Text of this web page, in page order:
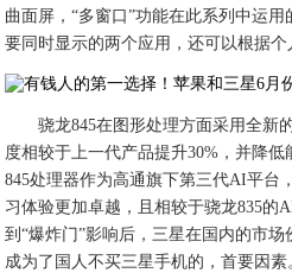
曲面屏，“多窗口”功能在此系列中运
要同时显示的两个应用，还可以根据个
骁龙845在图形处理方面采用全新
度相较于上一代产品提升30%，并降
845处理器作为高通旗下第三代AI平台
习体验更加卓越，且相较于骁龙835的
到“爆炸门”影响后，三星在国内的市
成为了国人不买三星手机的，首要因